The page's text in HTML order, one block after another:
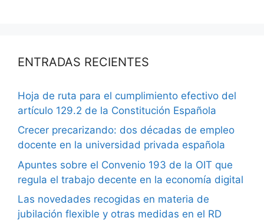
ENTRADAS RECIENTES
Hoja de ruta para el cumplimiento efectivo del
artículo 129.2 de la Constitución Española
Crecer precarizando: dos décadas de empleo
docente en la universidad privada española
Apuntes sobre el Convenio 193 de la OIT que
regula el trabajo decente en la economía digital
Las novedades recogidas en materia de
jubilación flexible y otras medidas en el RD